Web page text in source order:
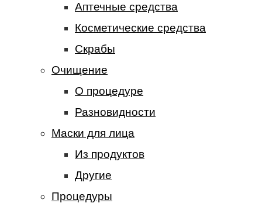
Аптечные средства
Косметические средства
Скрабы
Очищение
О процедуре
Разновидности
Маски для лица
Из продуктов
Другие
Процедуры